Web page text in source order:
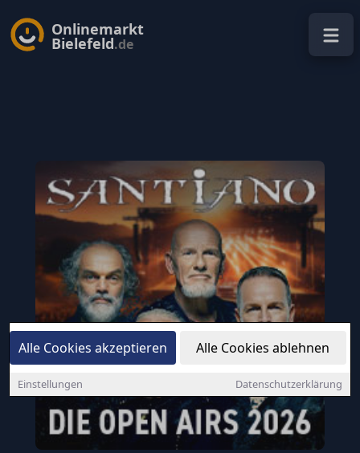
Alle Cookies akzeptieren Alle Cookies ablehnen
Einstellungen Datenschutzerklärung
Onlinemarkt
Bielefeld.de